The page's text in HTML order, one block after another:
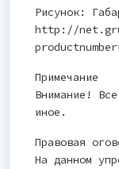
Рисунок:
http://
Примечание
Внимание!
иное.
Правовая
На данном